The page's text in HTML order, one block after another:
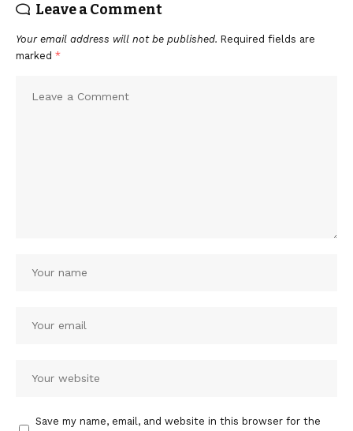
Leave a Comment
Your email address will not be published. Required fields are
marked *
Save my name, email, and website in this browser for the